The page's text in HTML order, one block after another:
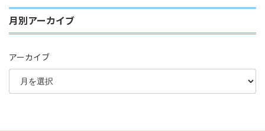
月別アーカイブ
アーカイブ